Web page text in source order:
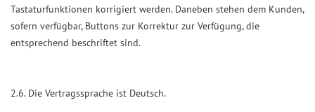
Tastaturfunktionen korrigiert werden. Daneben stehen dem Kunden,
sofern verfügbar, Buttons zur Korrektur zur Verfügung, die
entsprechend beschriftet sind.
2.6. Die Vertragssprache ist Deutsch.